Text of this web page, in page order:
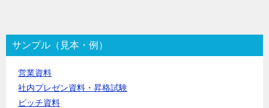
ゲ
ー
シ
サンプル（見本・例）
営業資料
社内プレゼン資料・昇格試験
ピッチ資料